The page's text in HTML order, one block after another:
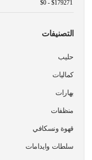
التصنيفات
حليب
كماليات
بهارات
منظفات
قهوة ونسكافي
سلطات وايدامات